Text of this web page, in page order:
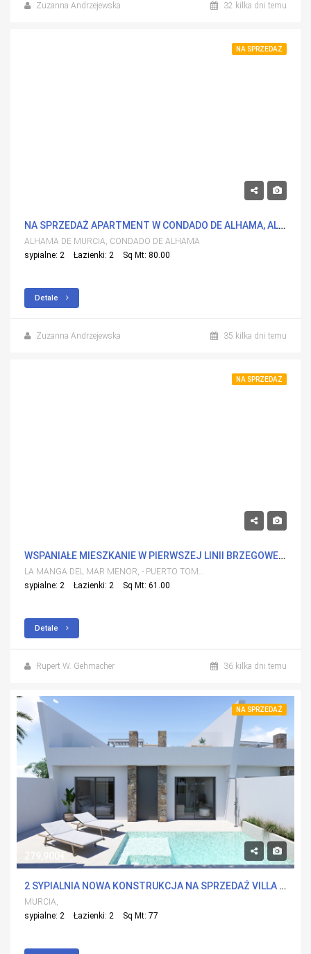
Zuzanna Andrzejewska 32 kilka dni temu
NA SPRZEDAŻ
NA SPRZEDAŻ APARTMENT W CONDADO DE ALHAMA, ALHAMA DE MURCIA Z BASENEM
ALHAMA DE MURCIA, CONDADO DE ALHAMA
sypialne: 2
Łazienki: 2 Sq Mt: 80.00
Detale
Zuzanna Andrzejewska 35 kilka dni temu
NA SPRZEDAŻ
WSPANIAŁE MIESZKANIE W PIERWSZEJ LINII BRZEGOWEJ Z WIDOKIEM NA MORZE ŚRÓDZIEMNE – LA MANGA DEL MAR MENOR
LA MANGA DEL MAR MENOR, - PUERTO TOMAS MAESTRE -
sypialne: 2
Łazienki: 2 Sq Mt: 61.00
Detale
Rupert W. Gehmacher 36 kilka dni temu
NA SPRZEDAŻ
279,900€
2 SYPIALNIA NOWA KONSTRUKCJA NA SPRZEDAŻ VILLA W TORRE-PACHECO, MURCIA
MURCIA,
sypialne: 2
Łazienki: 2 Sq Mt: 77